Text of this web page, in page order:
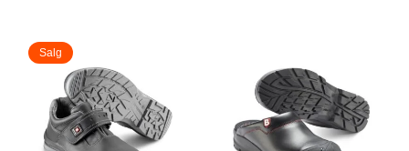
produktet
har
varianter.
Alternativene
varianter.
Alternativene
kan
Salg